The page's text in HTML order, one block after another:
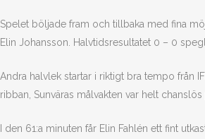
Spelet böljade fram och tillbaka med fina
Elin Johansson. Halvtidsresultatet 0 – 0
Andra halvlek startar i riktigt bra tempo från
ribban, Sunväras målvakten var helt
I den 61:a minuten får Elin Fahlén ett fint